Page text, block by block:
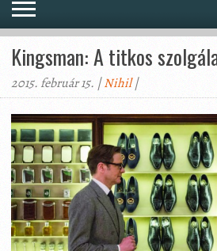
Kingsman: A titkos
2015. február 15. |Nihil|